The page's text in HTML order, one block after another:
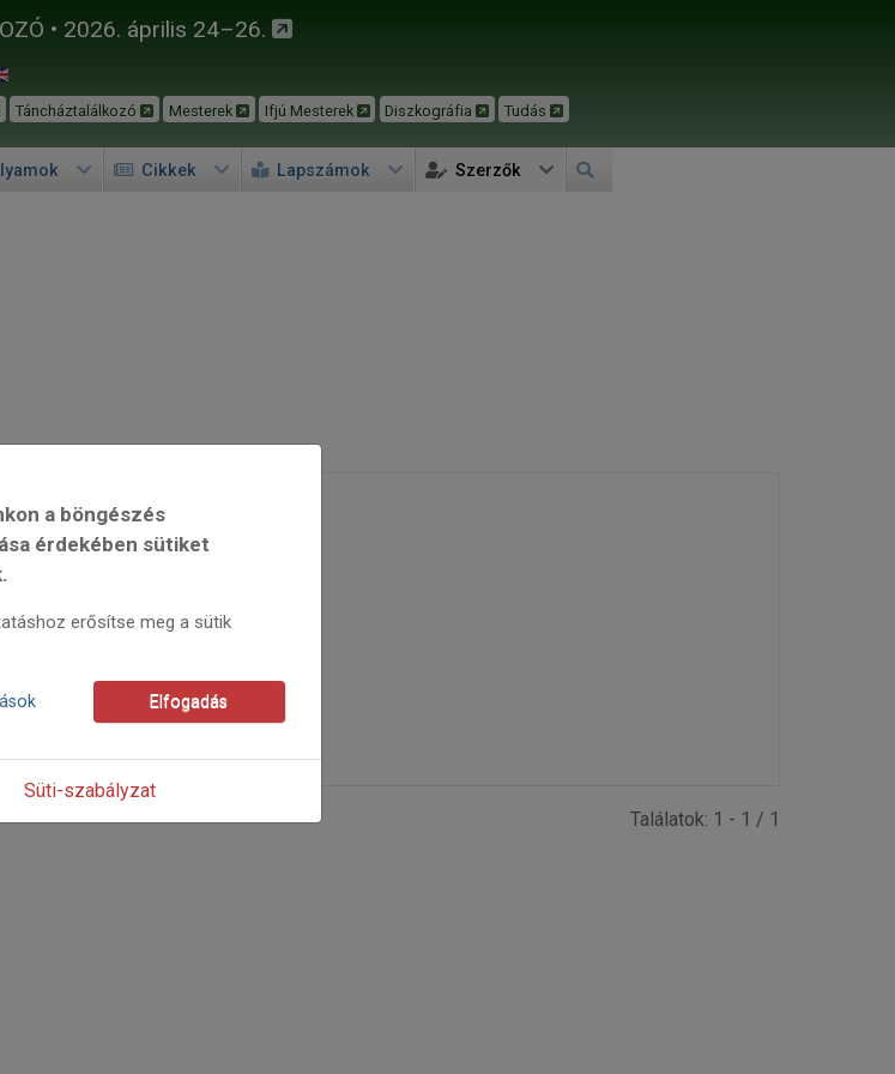
• 2026. április 24–26.
Táncháztalálkozó Mesterek Ifjú Mesterek Diszkográfia Tudás
Cikkek Lapszámok Szerzők
Találatok: 1 - 1 / 1
a böngészés
érdekében sütiket
erősítse meg a sütik
Elfogadás
Süti-szabályzat